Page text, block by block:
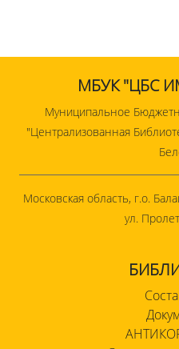
МБУК "ЦБС
Муниципальное
"Централизованная
Московская область, г.о.
ул.